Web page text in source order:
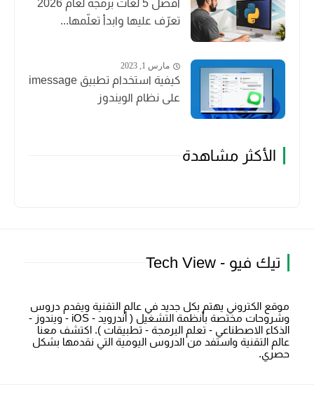
أفضل 5 لغات برمجة لعام 2026
تعرّف عليها وابدأ تعلّمها...
مارس 1, 2023
كيفية استخدام تطبيق imessage
على نظام الويندوز
الأكثر مشاهدة
تيك فيو - Tech View
موقع الكتروني يهتم بكل جديد في عالم التقنية ويقدم دروس
وشروحات مختصة بأنظمة التشغيل ( أندرويد - iOS - ويندوز -
الذكاء الاصطناعي - تعلم البرمجة - تطبيقات ). اكتشف معنا
عالم التقنية واستفد من الدروس اليومية التي نقدمها بشكل
حصري.